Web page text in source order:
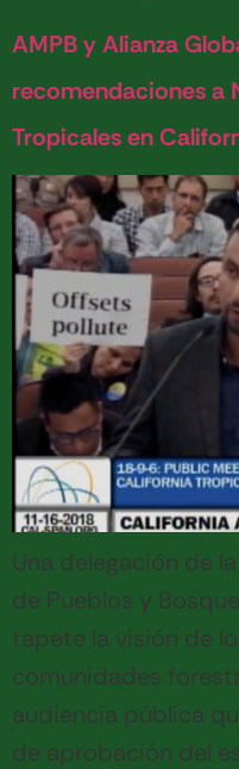
AMPB y Alianza
recomendaciones a
Tropicales en
Una delegación de
de Pueblos y
tapete la visión de
comunidades
audiencia pública
de aprobación del